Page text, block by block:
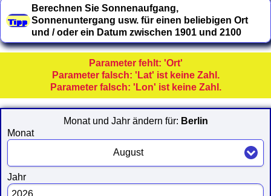
Berechnen Sie Sonnenaufgang,
Sonnenuntergang usw. für einen beliebigen Ort
und / oder ein Datum zwischen 1901 und 2100
Parameter fehlt: 'Ort'
Parameter falsch: 'Lat' ist keine Zahl.
Parameter falsch: 'Lon' ist keine Zahl.
Monat und Jahr ändern für: Berlin
Monat
August
Jahr